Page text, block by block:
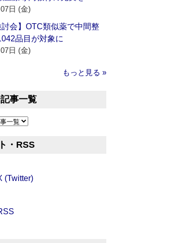
日 (金)
討会】OTC類似薬で中間整
品目が対象に
日 (金)
もっと見る »
事一覧
・RSS
(Twitter)